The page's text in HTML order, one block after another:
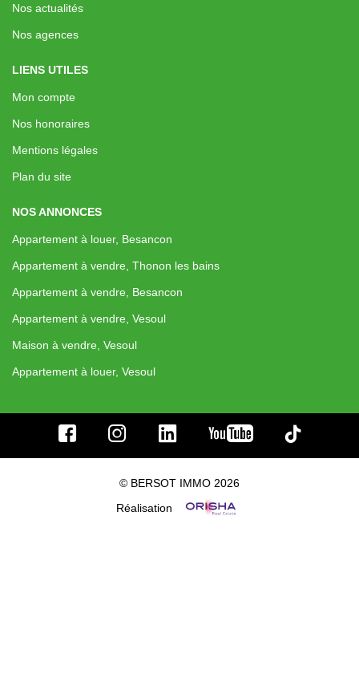
Nos actualités
Nos agences
LIENS UTILES
Mon compte
Nos honoraires
Mentions légales
Plan du site
NOS ANNONCES
Appartement à louer, Besancon
Appartement à vendre, Thonon les bains
Appartement à vendre, Besancon
Appartement à vendre, Vesoul
Maison à vendre, Vesoul
Appartement à louer, Vesoul
© BERSOT IMMO 2026
Réalisation